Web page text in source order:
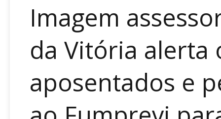
Imagem
da Vitória alerta
aposentados e